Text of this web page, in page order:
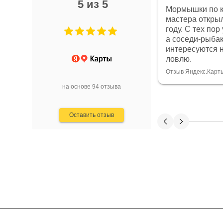
5 из 5
на основе 94 отзыва
Оставить отзыв
Мормышки по корюшке от этого
году. С тех пор уловы только растут,
размера
быстро,
высоте
твиче,
магазин
Показать
Отзыв